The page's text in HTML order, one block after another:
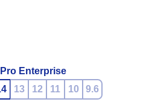
Enterprise
13 12 11 10 9.6